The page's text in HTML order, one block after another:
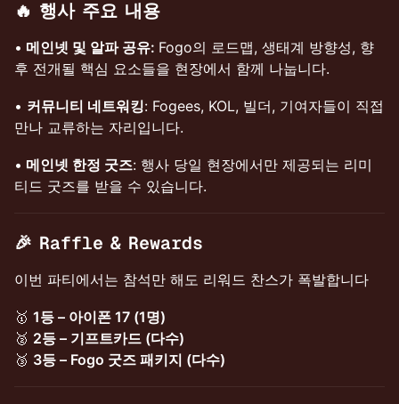
🔥 행사 주요 내용
• 메인넷 및 알파 공유: Fogo의 로드맵, 생태계 방향성, 향
후 전개될 핵심 요소들을 현장에서 함께 나눕니다.
• 커뮤니티 네트워킹: Fogees, KOL, 빌더, 기여자들이 직접
만나 교류하는 자리입니다.
• 메인넷 한정 굿즈: 행사 당일 현장에서만 제공되는 리미
티드 굿즈를 받을 수 있습니다.
🎉 Raffle & Rewards
이번 파티에서는 참석만 해도 리워드 찬스가 폭발합니다
🥇 1등 – 아이폰 17 (1명)
🥈 2등 – 기프트카드 (다수)
🥉 3등 – Fogo 굿즈 패키지 (다수)